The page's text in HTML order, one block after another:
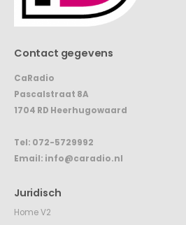
Contact gegevens
CaRadio
Pascalstraat 8A
1704 RD Heerhugowaard
Tel: 072-5729992
Email: info@caradio.nl
Juridisch
Home V2